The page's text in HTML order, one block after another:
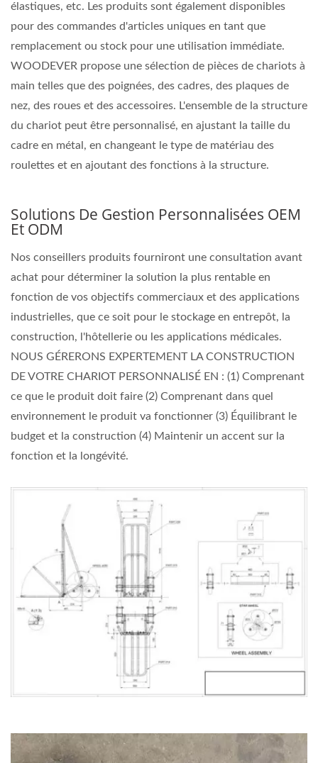
élastiques, etc. Les produits sont également disponibles
pour des commandes d'articles uniques en tant que
remplacement ou stock pour une utilisation immédiate.
WOODEVER propose une sélection de pièces de chariots à
main telles que des poignées, des cadres, des plaques de
nez, des roues et des accessoires. L'ensemble de la structure
du chariot peut être personnalisé, en ajustant la taille du
cadre en métal, en changeant le type de matériau des
roulettes et en ajoutant des fonctions à la structure.
Solutions De Gestion Personnalisées OEM
Et ODM
Nos conseillers produits fourniront une consultation avant
achat pour déterminer la solution la plus rentable en
fonction de vos objectifs commerciaux et des applications
industrielles, que ce soit pour le stockage en entrepôt, la
construction, l'hôtellerie ou les applications médicales.
NOUS GÉRERONS EXPERTEMENT LA CONSTRUCTION
DE VOTRE CHARIOT PERSONNALISÉ EN : (1) Comprenant
ce que le produit doit faire (2) Comprenant dans quel
environnement le produit va fonctionner (3) Équilibrant le
budget et la construction (4) Maintenir un accent sur la
fonction et la longévité.